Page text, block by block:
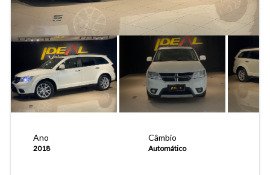
Ano
2018
Câmbio
Automático